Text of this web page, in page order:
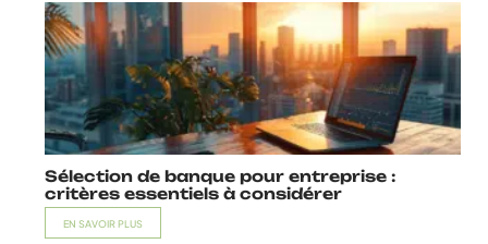
Sélection de banque pour entreprise :
critères essentiels à considérer
EN SAVOIR PLUS